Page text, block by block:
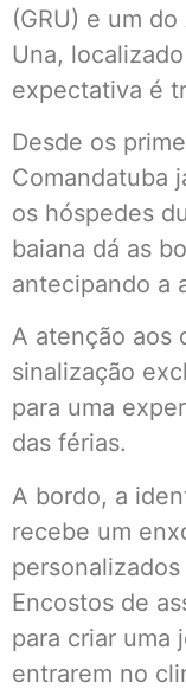
(GRU) e um
Una,
expectativa é
Desde os
Comandatuba
os hóspedes
baiana dá as
antecipando a
A atenção aos
sinalização
para uma
das férias.
A bordo, a
recebe um
Encostos de
para criar uma
entrarem no